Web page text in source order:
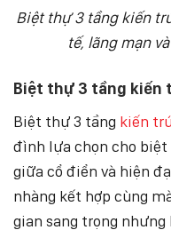
Biệt thự 3 tầng kiến
tế, lãng mạn
Biệt thự 3 tầng kiến
Biệt thự 3 tầng kiến
đình lựa chọn cho biệt
giữa cổ điển và hiện
nhàng kết hợp cùng
gian sang trọng